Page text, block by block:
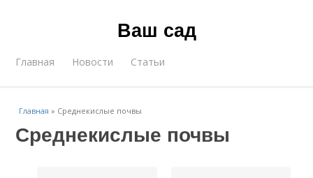
Ваш сад
Главная Новости Статьи
Главная » Среднекислые почвы
Среднекислые почвы